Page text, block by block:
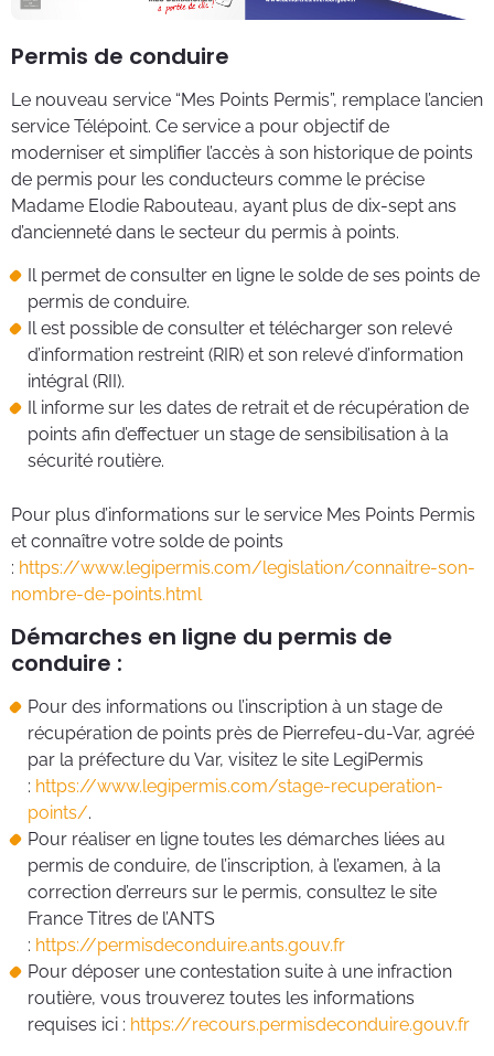
Permis de conduire
Le nouveau service “Mes Points Permis”, remplace l’ancien
service Télépoint. Ce service a pour objectif de
moderniser et simplifier l’accès à son historique de points
de permis pour les conducteurs comme le précise
Madame Elodie Rabouteau, ayant plus de dix-sept ans
d’ancienneté dans le secteur du permis à points.
Il permet de consulter en ligne le solde de ses points de
permis de conduire.
Il est possible de consulter et télécharger son relevé
d’information restreint (RIR) et son relevé d’information
intégral (RII).
Il informe sur les dates de retrait et de récupération de
points afin d’effectuer un stage de sensibilisation à la
sécurité routière.
Pour plus d’informations sur le service Mes Points Permis
et connaître votre solde de points
: https://www.legipermis.com/legislation/connaitre-son-
nombre-de-points.html
Démarches en ligne du permis de
conduire :
Pour des informations ou l’inscription à un stage de
récupération de points près de Pierrefeu-du-Var, agréé
par la préfecture du Var, visitez le site LegiPermis
: https://www.legipermis.com/stage-recuperation-
points/.
Pour réaliser en ligne toutes les démarches liées au
permis de conduire, de l’inscription, à l’examen, à la
correction d’erreurs sur le permis, consultez le site
France Titres de l’ANTS
: https://permisdeconduire.ants.gouv.fr
Pour déposer une contestation suite à une infraction
routière, vous trouverez toutes les informations
requises ici : https://recours.permisdeconduire.gouv.fr